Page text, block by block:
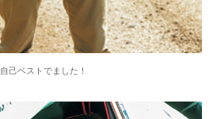
自己ベストでました！